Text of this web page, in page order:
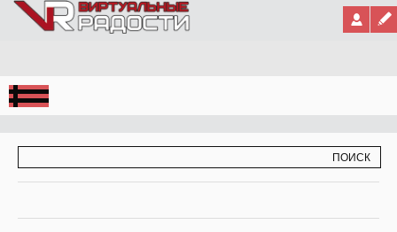
Jump to Navigation